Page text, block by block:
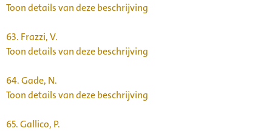
Toon details van deze beschrijving
63. Frazzi, V.
Toon details van deze beschrijving
64.Gade, N.
Toon details van deze beschrijving
65.Gallico, P.